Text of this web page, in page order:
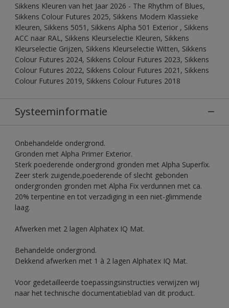
Sikkens Kleuren van het Jaar 2026 - The Rhythm of Blues,
Sikkens Colour Futures 2025, Sikkens Modern Klassieke
Kleuren, Sikkens 5051, Sikkens Alpha 501 Exterior , Sikkens
ACC naar RAL, Sikkens Kleurselectie Kleuren, Sikkens
Kleurselectie Grijzen, Sikkens Kleurselectie Witten, Sikkens
Colour Futures 2024, Sikkens Colour Futures 2023, Sikkens
Colour Futures 2022, Sikkens Colour Futures 2021, Sikkens
Colour Futures 2019, Sikkens Colour Futures 2018
Systeeminformatie
Onbehandelde ondergrond.
Gronden met Alpha Primer Exterior.
Sterk poederende ondergrond gronden met Alpha Superfix.
Zeer sterk zuigende,poederende of slecht gebonden
ondergronden gronden met Alpha Fix verdunnen met ca.
20% terpentine en tot verzadiging in een niet-glimmende
laag.
Afwerken met 2 lagen Alphatex IQ Mat.
Behandelde ondergrond.
Dekkend afwerken met 1 à 2 lagen Alphatex IQ Mat.
Voor gedetailleerde toepassingsinstructies verwijzen wij
naar het technische documentatieblad van dit product.